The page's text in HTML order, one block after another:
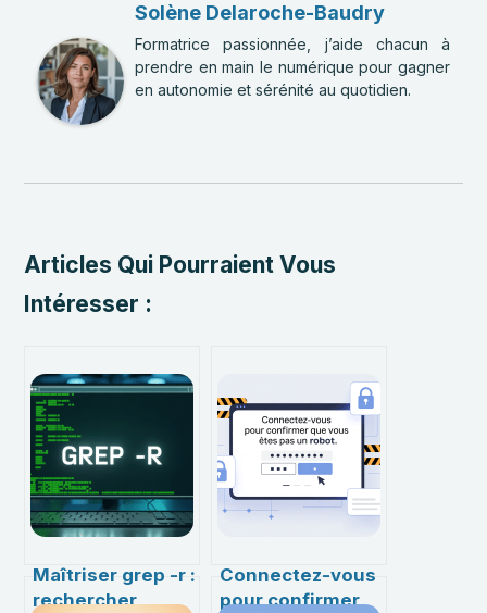
Solène Delaroche-Baudry
Formatrice passionnée, j’aide chacun à
prendre en main le numérique pour gagner
en autonomie et sérénité au quotidien.
Articles Qui Pourraient Vous
Intéresser :
Maîtriser grep -r :
rechercher
Connectez-vous
pour confirmer